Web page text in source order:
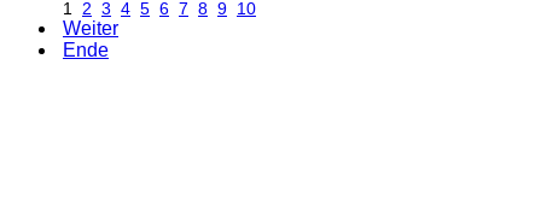
1 2 3 4 5 6 7 8 9 10
Weiter
Ende